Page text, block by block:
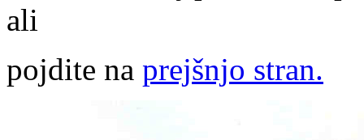
ali
pojdite na prejšnjo stran.